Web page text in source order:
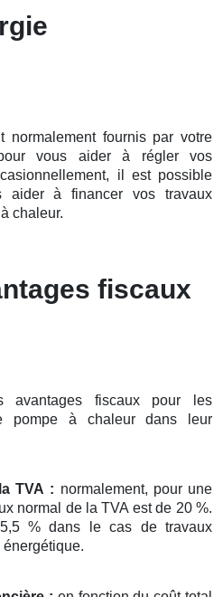
normalement fournis par votre
pour vous aider à régler vos
il est possible
aider à financer vos travaux
chaleur.
fiscaux
avantages fiscaux pour les
pompe à chaleur dans leur
TVA : normalement, pour une
normal de la TVA est de 20 %.
% dans le cas de travaux